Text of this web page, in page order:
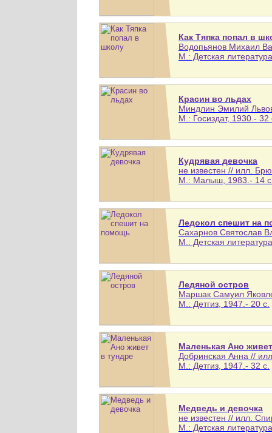
Как Тяпка попал в
Водопьянов Михаил
М.: Детская
Красин во льдах
Миндлин Эмилий
М.: Госиздат, 1930.- 32
Кудрявая девочка
не известен // илл.
М.: Малыш, 1983.- 14
Ледокол спешит на
Сахарнов Святослав
М.: Детская
Ледяной остров
Маршак Самуил
М.: Детгиз, 1947.- 20 с.
Маленькая Ано
Добринская Анна //
М.: Детгиз, 1947.- 32 с.
Медведь и девочка
не известен // илл.
М.: Детская